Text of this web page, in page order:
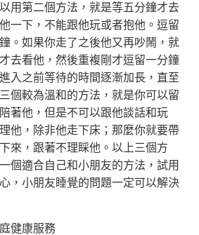
用第二個方法，就是等五分鐘才去
一下，不能跟他玩或者抱他。 逗留
。如果你走了之後他又再吵鬧， 就
去看他，然後重複剛才逗留一分鐘
入之前等待的時間逐漸加長，直至
個較為溫和的方法，就是你可以留
著他，但是不可以跟他談話和玩
他，除非他走下床；那麼你就要帶
來， 跟著不理睬他。以上三個方
個適合自己和小朋友的方法， 試用
，小朋友睡覺的問題一定可以解決
健康服務